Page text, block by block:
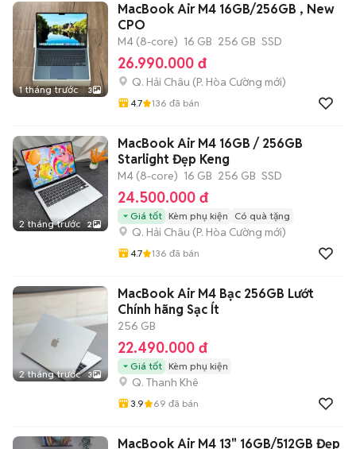
1 tháng trước 3
MacBook Air M4 16GB/256GB , New
CPO
M4 (8-core) 16 GB 256 GB SSD
26.990.000 đ
Q. Hải Châu (P. Hòa Cường mới)
4.7 136 đã bán
2 tháng trước 2
MacBook Air M4 16GB / 256GB
Starlight Đẹp Keng
M4 (8-core) 16 GB 256 GB SSD
24.500.000 đ
Giá tốt Kèm phụ kiện Có quà tặng
Q. Hải Châu (P. Hòa Cường mới)
4.7 136 đã bán
2 tháng trước 3
MacBook Air M4 Bạc 256GB Lướt
Chính hãng Sạc Ít
256 GB
22.490.000 đ
Giá tốt Kèm phụ kiện
Q. Thanh Khê
3.9 69 đã bán
MacBook Air M4 13" 16GB/512GB Đẹp